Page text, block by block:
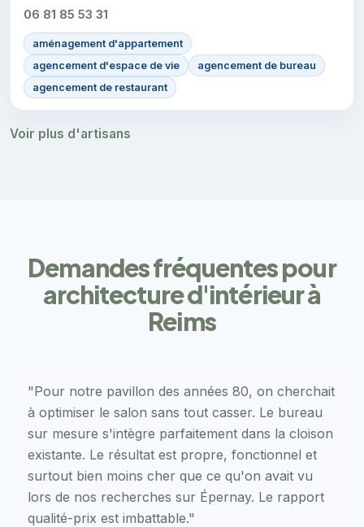
06 81 85 53 31
aménagement d'appartement
agencement d'espace de vie
agencement de bureau
agencement de restaurant
Voir plus d'artisans
Demandes fréquentes pour
architecture d'intérieur à
Reims
"Pour notre pavillon des années 80, on cherchait
à optimiser le salon sans tout casser. Le bureau
sur mesure s'intègre parfaitement dans la cloison
existante. Le résultat est propre, fonctionnel et
surtout bien moins cher que ce qu'on avait vu
lors de nos recherches sur Épernay. Le rapport
qualité-prix est imbattable."